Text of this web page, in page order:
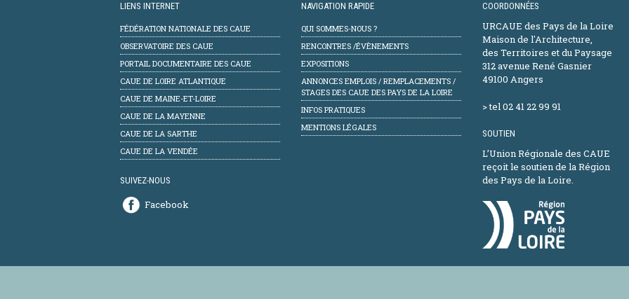
LIENS INTERNET
FÉDÉRATION NATIONALE DES CAUE
OBSERVATOIRE DES CAUE
PORTAIL DOCUMENTAIRE DES CAUE
CAUE DE LOIRE ATLANTIQUE
CAUE DE MAINE-ET-LOIRE
CAUE DE LA MAYENNE
CAUE DE LA SARTHE
CAUE DE LA VENDÉE
SUIVEZ-NOUS
Facebook
NAVIGATION RAPIDE
QUI SOMMES-NOUS ?
RENCONTRES /ÉVÈNEMENTS
EXPOSITIONS
ANNONCES EMPLOIS / REMPLACEMENTS /
STAGES DES CAUE DES PAYS DE LA LOIRE
INFOS PRATIQUES
MENTIONS LÉGALES
COORDONNÉES
URCAUE des Pays de la Loire
Maison de l'Architecture,
des Territoires et du Paysage
312 avenue René Gasnier
49100 Angers
> tel 02 41 22 99 91
SOUTIEN
L’Union Régionale des CAUE
reçoit le soutien de la Région
des Pays de la Loire.